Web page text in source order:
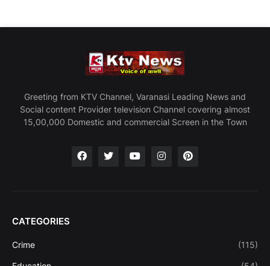
Greeting from KTV Channel, Varanasi Leading News and
Social content Provider television Channel covering almost
15,00,000 Domestic and commercial Screen in the Town
CATEGORIES
Crime (115)